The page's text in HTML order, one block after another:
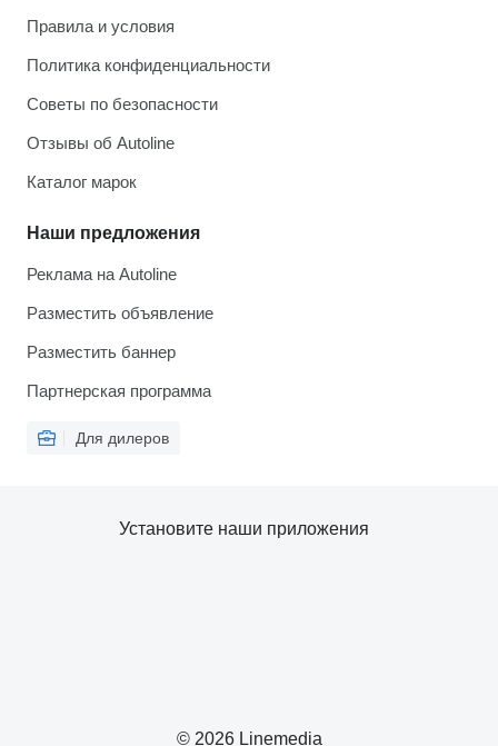
Правила и условия
Политика конфиденциальности
Советы по безопасности
Отзывы об Autoline
Каталог марок
Наши предложения
Реклама на Autoline
Разместить объявление
Разместить баннер
Партнерская программа
Для дилеров
© 2026 Linemedia
Установите наши приложения